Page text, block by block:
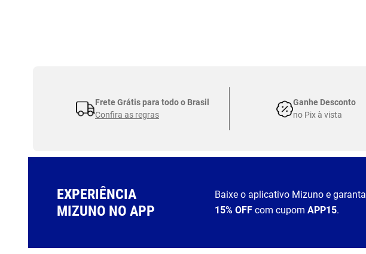
Frete Grátis para todo o Brasil
Confira as regras
Ganhe Desconto
no Pix à vista
EXPERIÊNCIA
MIZUNO NO APP
Baixe o aplicativo Mizuno e garanta
15% OFF com cupomAPP15.